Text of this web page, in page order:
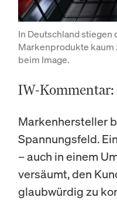
In Deutschland stiegen
Markenprodukte kaum
beim Image.
IW-Kommentar:
Markenhersteller
Spannungsfeld.
– auch in einem
versäumt, den
glaubwürdig zu